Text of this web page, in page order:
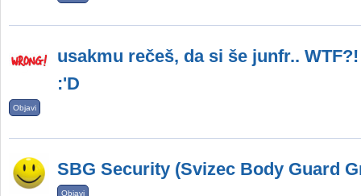
usakmu rečeš, da si še junfr..
:'D
Objavi
SBG Security (Svizec Body Guard
Objavi